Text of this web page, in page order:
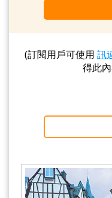
(訂閱用戶可使用 訊
得此